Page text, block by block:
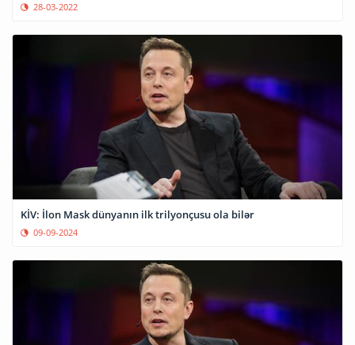
28-03-2022
KİV: İlon Mask dünyanın ilk trilyonçusu ola bilər
09-09-2024